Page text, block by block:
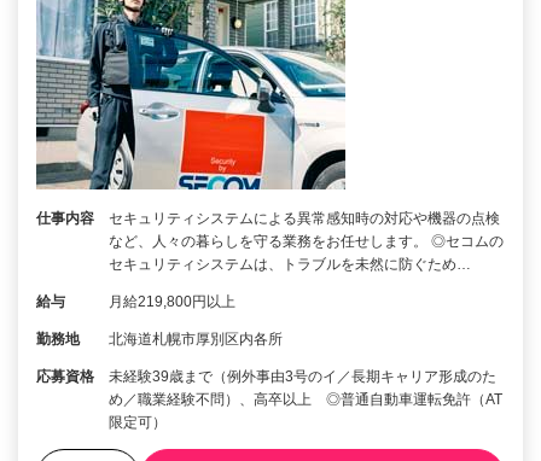
仕事内容
セキュリティシステムによる異常感知時の対応や機器の点検
など、人々の暮らしを守る業務をお任せします。 ◎セコムの
セキュリティシステムは、トラブルを未然に防ぐため…
給与 月給219,800円以上
勤務地 北海道札幌市厚別区内各所
応募資格
未経験39歳まで（例外事由3号のイ／長期キャリア形成のた
め／職業経験不問）、高卒以上 ◎普通自動車運転免許（AT
限定可）